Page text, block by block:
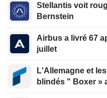
Stellantis voit
Bernstein
Airbus a livré 67
juillet
L'Allemagne et
blindés " Boxer »